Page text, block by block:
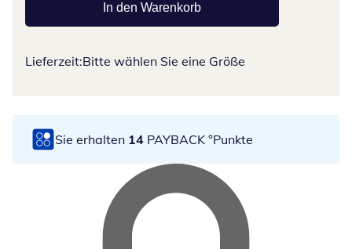
In den Warenkorb
Lieferzeit:Bitte wählen Sie eine Größe
Sie erhalten 14 PAYBACK °Punkte